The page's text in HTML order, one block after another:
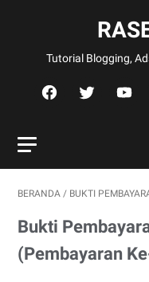
Tutorial Blogging,
BERANDA / BUKTI
Bukti
(Pembayaran